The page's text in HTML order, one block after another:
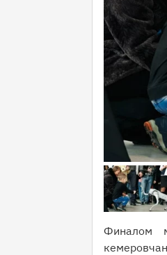
Финалом